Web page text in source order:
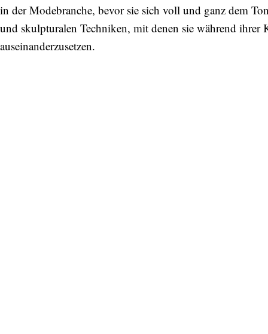
in der Modebranche, bevor sie sich voll und ganz dem
und skulpturalen Techniken, mit denen sie während
auseinanderzusetzen.